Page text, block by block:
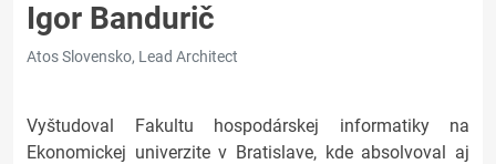
Igor Bandurič
Atos Slovensko, Lead Architect
Vyštudoval Fakultu hospodárskej informatiky na
Ekonomickej univerzite v Bratislave, kde absolvoval aj